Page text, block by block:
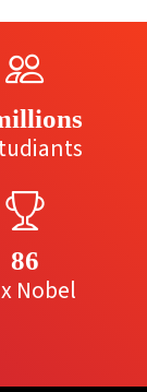
86
Nobel